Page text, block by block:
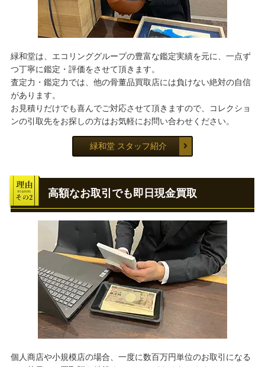
緑和堂は、エコリンググループの豊富な鑑定実績を元に、一点ず
つ丁寧に鑑定・評価をさせて頂きます。
査定力・鑑定力では、他の骨董品買取店には負けない絶対の自信
があります。
お見積りだけでも喜んでご対応させて頂きますので、コレクショ
ンの引取先をお探しの方はお気軽にお問い合わせください。
緑和堂 スタッフ紹介
高額なお取引でも即日現金買取
個人商店や小規模店の場合、一度に数百万円単位のお取引になる